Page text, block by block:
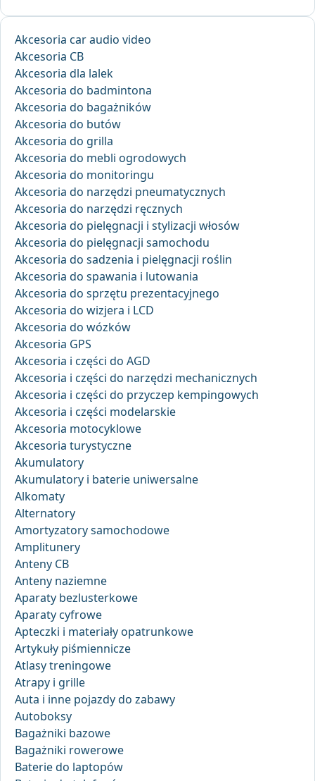
Akcesoria car audio video
Akcesoria CB
Akcesoria dla lalek
Akcesoria do badmintona
Akcesoria do bagażników
Akcesoria do butów
Akcesoria do grilla
Akcesoria do mebli ogrodowych
Akcesoria do monitoringu
Akcesoria do narzędzi pneumatycznych
Akcesoria do narzędzi ręcznych
Akcesoria do pielęgnacji i stylizacji włosów
Akcesoria do pielęgnacji samochodu
Akcesoria do sadzenia i pielęgnacji roślin
Akcesoria do spawania i lutowania
Akcesoria do sprzętu prezentacyjnego
Akcesoria do wizjera i LCD
Akcesoria do wózków
Akcesoria GPS
Akcesoria i części do AGD
Akcesoria i części do narzędzi mechanicznych
Akcesoria i części do przyczep kempingowych
Akcesoria i części modelarskie
Akcesoria motocyklowe
Akcesoria turystyczne
Akumulatory
Akumulatory i baterie uniwersalne
Alkomaty
Alternatory
Amortyzatory samochodowe
Amplitunery
Anteny CB
Anteny naziemne
Aparaty bezlusterkowe
Aparaty cyfrowe
Apteczki i materiały opatrunkowe
Artykuły piśmiennicze
Atlasy treningowe
Atrapy i grille
Auta i inne pojazdy do zabawy
Autoboksy
Bagażniki bazowe
Bagażniki rowerowe
Baterie do laptopów